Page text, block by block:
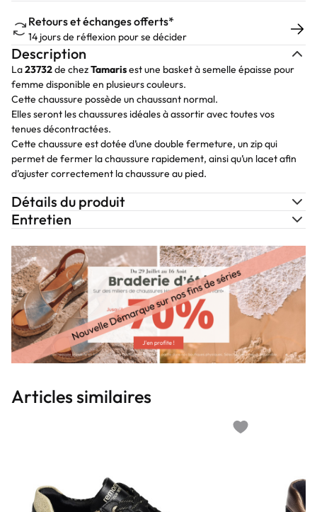
Retours et échanges offerts*
14 jours de réflexion pour se décider
Description
La23732de chezTamarisest une basket à semelle épaisse pour
femme disponible en plusieurs couleurs.
Cette chaussure possède un chaussant normal.
Elles seront les chaussures idéales à assortir avec toutes vos
tenues décontractées.
Cette chaussure est dotée d’une double fermeture, un zip qui
permet de fermer la chaussure rapidement, ainsi qu’un lacet afin
d’ajuster correctement la chaussure au pied.
Détails du produit
Entretien
Articles similaires